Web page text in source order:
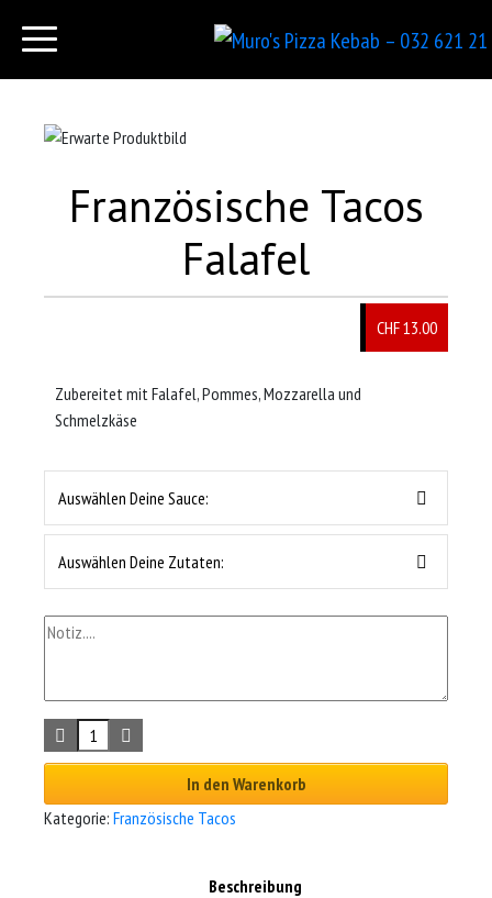
Französische Tacos
Falafel
CHF 13.00
Zubereitet mit Falafel, Pommes, Mozzarella und
Schmelzkäse
Auswählen Deine Sauce:
Auswählen Deine Zutaten:
In den Warenkorb
Kategorie: Französische Tacos
Beschreibung